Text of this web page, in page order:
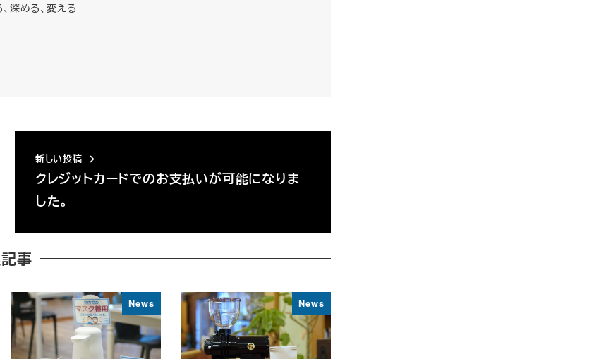
深める、変える
新しい投稿
クレジットカードでのお支払いが可能になりま
した。
事
News News